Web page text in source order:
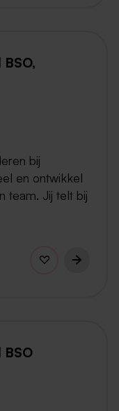
bij
en ontwikkel
team. Jij telt bij